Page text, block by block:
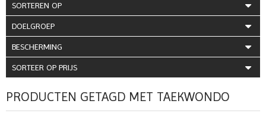
SORTEREN OP
DOELGROEP
BESCHERMING
SORTEER OP PRIJS
PRODUCTEN GETAGD MET TAEKWONDO